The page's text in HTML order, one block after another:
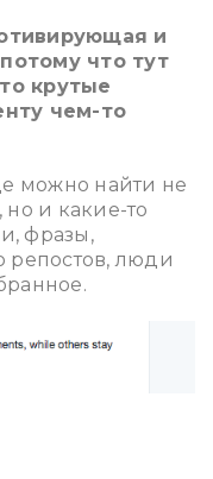
и
что тут
крутые
чем-то
можно найти не
и какие-то
фразы,
репостов, люди